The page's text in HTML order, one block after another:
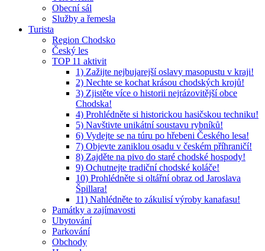
Obecní sál
Služby a řemesla
Turista
Region Chodsko
Český les
TOP 11 aktivit
1) Zažijte nejbujarejší oslavy masopustu v kraji!
2) Nechte se kochat krásou chodských krojů!
3) Zjistěte více o historii nejrázovitější obce
Chodska!
4) Prohlédněte si historickou hasičskou techniku!
5) Navštivte unikátní soustavu rybníků!
6) Vydejte se na túru po hřebeni Českého lesa!
7) Objevte zaniklou osadu v českém příhraničí!
8) Zajděte na pivo do staré chodské hospody!
9) Ochutnejte tradiční chodské koláče!
10) Prohlédněte si oltářní obraz od Jaroslava
Špillara!
11) Nahlédněte to zákulisí výroby kanafasu!
Památky a zajímavosti
Ubytování
Parkování
Obchody